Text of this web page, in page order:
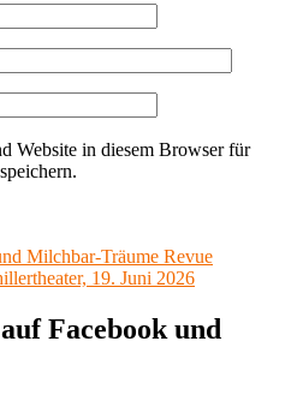
Website in diesem Browser für
Milchbar-Träume Revue
19. Juni 2026
Facebook und